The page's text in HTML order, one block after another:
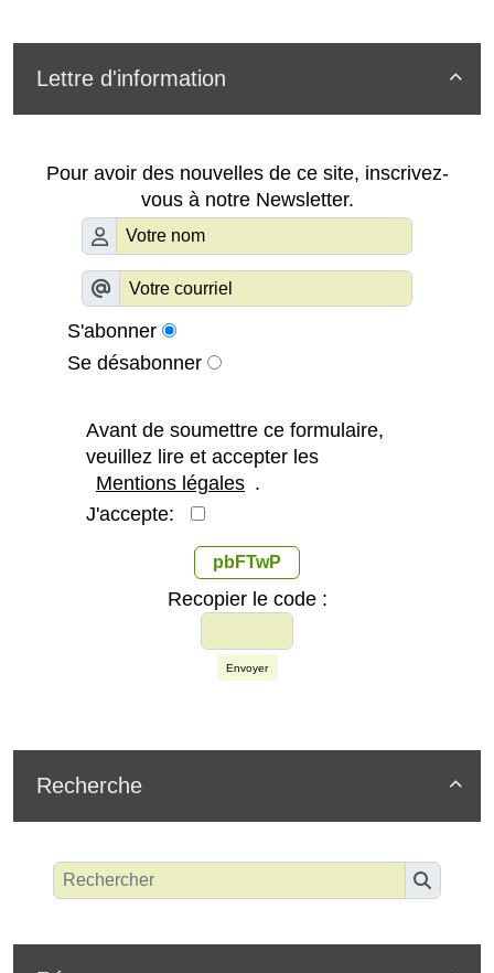

Lettre d'information
Pour avoir des nouvelles de ce site, inscrivez-
vous à notre Newsletter.
S'abonner
Se désabonner
Avant de soumettre ce formulaire,
veuillez lire et accepter les
Mentions légales .
J'accepte:
pbFTwP
Recopier le code :
Envoyer

Recherche